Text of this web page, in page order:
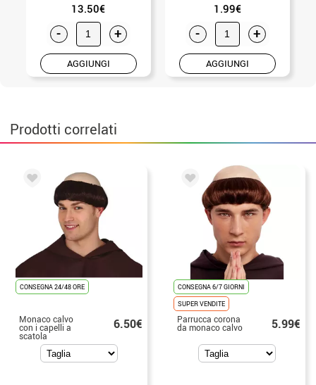
13.50€
- +
AGGIUNGI
1.99€
- +
AGGIUNGI
Prodotti correlati
CONSEGNA 24/48 ORE
Monaco calvo
con i capelli a
scatola
6.50€
CONSEGNA 6/7 GIORNI
SUPER VENDITE
Parrucca corona
da monaco calvo 5.99€